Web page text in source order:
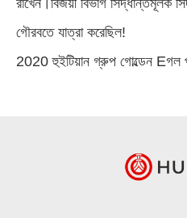
গৌরবতে যাত্রা করেছিল!
2020 হুইটিয়ান গ্রুপ গোল্ডেন Eগল